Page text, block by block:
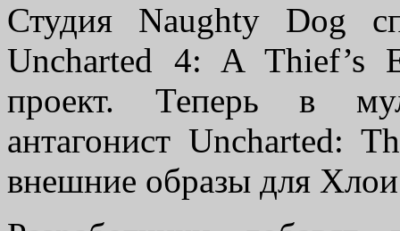
Студия Naughty Dog
Uncharted 4: A Thief’s
проект. Теперь в
антагонист Uncharted:
внешние образы для